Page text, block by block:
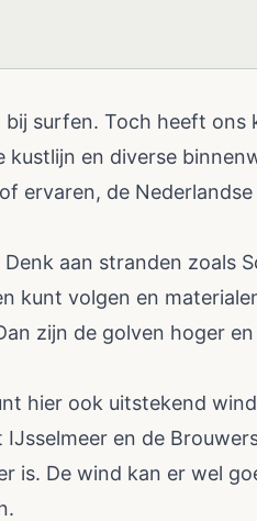
surfen. Toch heeft ons
en diverse
ervaren, de
aan stranden zoals
kunt volgen en
zijn de golven hoger
hier ook uitstekend
en de
is. De wind kan er wel